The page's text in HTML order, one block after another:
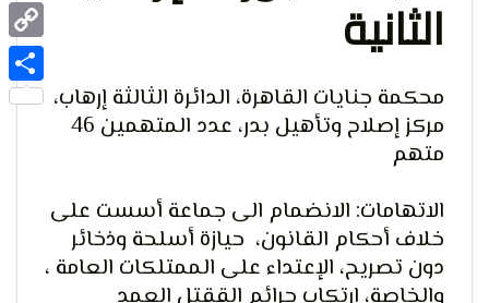
الحق
الثانية
محكمة جنايات القاهرة، الدائرة الثالثة إرهاب،
مركز إصلاح وتأهيل بدر، عدد المتهمين 46
متهم
الاتهامات: الانضمام الى جماعة أسست على
خلاف أحكام القانون، حيازة أسلحة وذخائر
دون تصريح، الإعتداء على الممتلكات العامة ،
Copy
Link